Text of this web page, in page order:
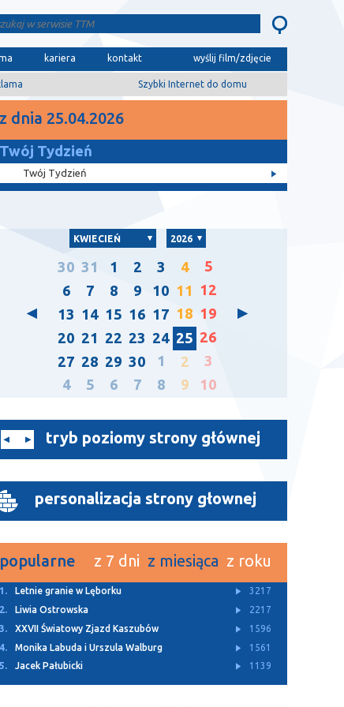
kariera kontakt wyślij film/zdjęcie
Szybki Internet do domu
z dnia 25.04.2026
Twój Tydzień
Twój Tydzień
KWIECIEŃ 2026
30 31 1 2 3 4
5
6
7 8 9 10 11 12
13 14 15 16 17 18 19
20 21 22 23 24 25 26
27 28 29 30 1 2
3
4
5 6 7 8 9 10
tryb poziomy strony głównej
personalizacja strony głownej
popularne z 7 dni z miesiąca z roku
1. Z Archiwum TTM
11454
2.
Rusza budowa dwóch ulic w Bolszewie
4931
3.
Letnie granie w Lęborku
3217
4.
Za nami Kaszubski Kiermasz Wielkanocny
3143
5.
„Lodówka społeczna” stanęła w Redzie 3113